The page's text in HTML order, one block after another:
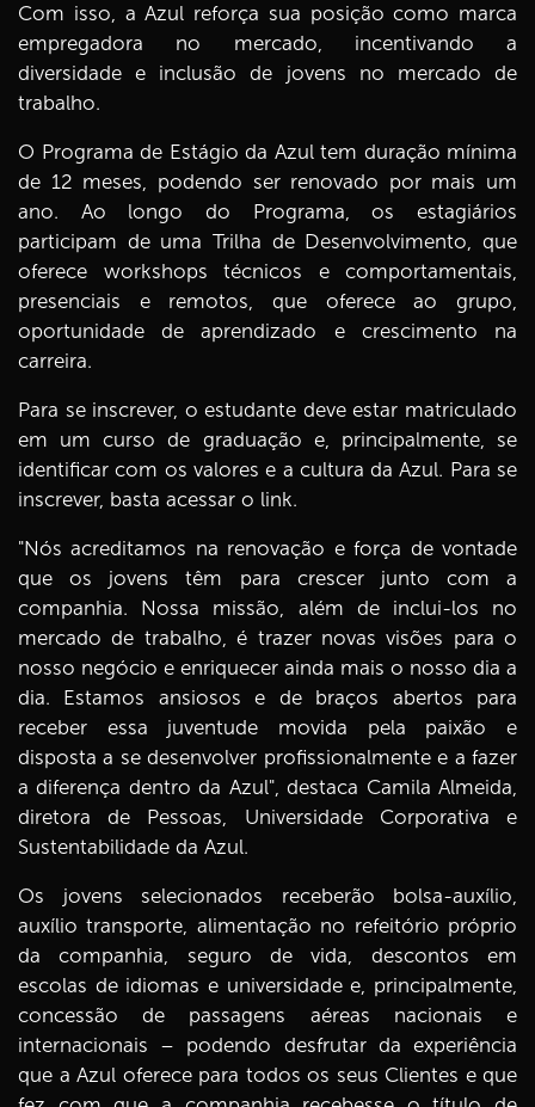
Com isso, a Azul reforça sua posição como marca
empregadora no mercado, incentivando a
diversidade e inclusão de jovens no mercado de
trabalho.
O Programa de Estágio da Azul tem duração mínima
de 12 meses, podendo ser renovado por mais um
ano. Ao longo do Programa, os estagiários
participam de uma Trilha de Desenvolvimento, que
oferece workshops técnicos e comportamentais,
presenciais e remotos, que oferece ao grupo,
oportunidade de aprendizado e crescimento na
carreira.
Para se inscrever, o estudante deve estar matriculado
em um curso de graduação e, principalmente, se
identificar com os valores e a cultura da Azul. Para se
inscrever, basta acessar o link.
"Nós acreditamos na renovação e força de vontade
que os jovens têm para crescer junto com a
companhia. Nossa missão, além de inclui-los no
mercado de trabalho, é trazer novas visões para o
nosso negócio e enriquecer ainda mais o nosso dia a
dia. Estamos ansiosos e de braços abertos para
receber essa juventude movida pela paixão e
disposta a se desenvolver profissionalmente e a fazer
a diferença dentro da Azul", destaca Camila Almeida,
diretora de Pessoas, Universidade Corporativa e
Sustentabilidade da Azul.
Os jovens selecionados receberão bolsa-auxílio,
auxílio transporte, alimentação no refeitório próprio
da companhia, seguro de vida, descontos em
escolas de idiomas e universidade e, principalmente,
concessão de passagens aéreas nacionais e
internacionais – podendo desfrutar da experiência
que a Azul oferece para todos os seus Clientes e que